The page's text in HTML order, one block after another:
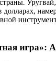
долларах,
игра»: